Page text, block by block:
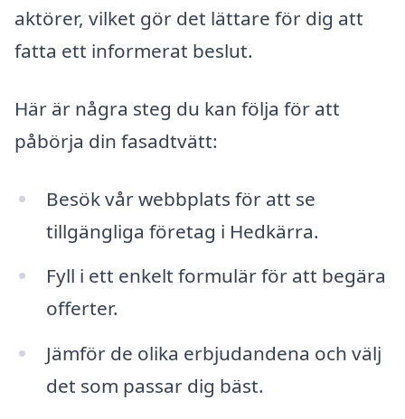
aktörer, vilket gör det lättare för dig att
fatta ett informerat beslut.
Här är några steg du kan följa för att
påbörja din fasadtvätt:
Besök vår webbplats för att se
tillgängliga företag i Hedkärra.
Fyll i ett enkelt formulär för att begära
offerter.
Jämför de olika erbjudandena och välj
det som passar dig bäst.